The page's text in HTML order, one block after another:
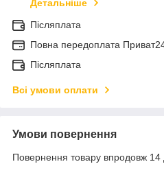
Детальніше
Післяплата
Повна передоплата
Післяплата
Всі умови оплати
Умови повернення
Повернення товару впродовж 14